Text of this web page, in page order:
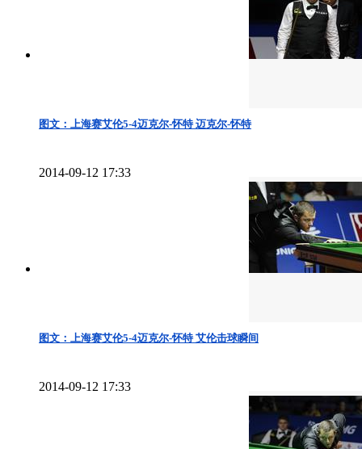
图文：上海赛艾伦5-4迈克尔-怀特 迈克尔-怀特
2014-09-12 17:33
图文：上海赛艾伦5-4迈克尔-怀特 艾伦击球瞬间
2014-09-12 17:33